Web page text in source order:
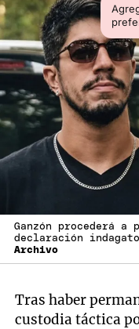
Ganzón procederá
declaración
Archivo
Tras haber
custodia táctica